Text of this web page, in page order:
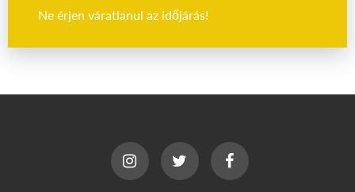
Ne érjen váratlanul az időjárás!